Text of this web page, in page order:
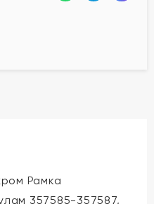
Рамка
357585-357587,